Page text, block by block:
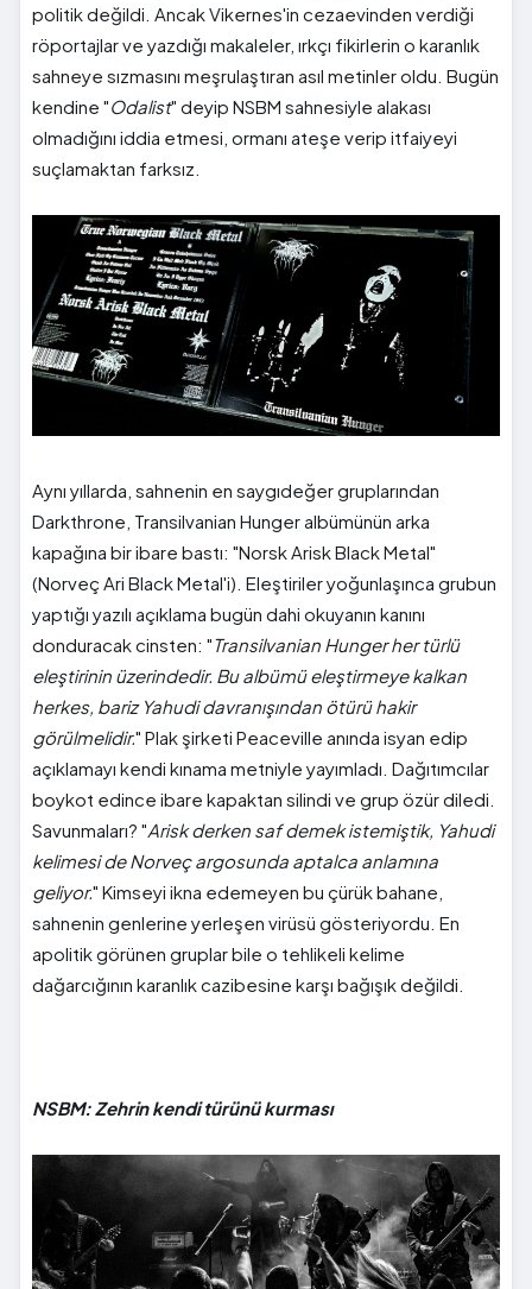
politik değildi. Ancak Vikernes'in cezaevinden verdiği
röportajlar ve yazdığı makaleler, ırkçı fikirlerin o karanlık
sahneye sızmasını meşrulaştıran asıl metinler oldu. Bugün
kendine "Odalist" deyip NSBM sahnesiyle alakası
olmadığını iddia etmesi, ormanı ateşe verip itfaiyeyi
suçlamaktan farksız.
Aynı yıllarda, sahnenin en saygıdeğer gruplarından
Darkthrone, Transilvanian Hunger albümünün arka
kapağına bir ibare bastı: "Norsk Arisk Black Metal"
(Norveç Ari Black Metal'i). Eleştiriler yoğunlaşınca grubun
yaptığı yazılı açıklama bugün dahi okuyanın kanını
donduracak cinsten: "Transilvanian Hunger her türlü
eleştirinin üzerindedir. Bu albümü eleştirmeye kalkan
herkes, bariz Yahudi davranışından ötürü hakir
görülmelidir." Plak şirketi Peaceville anında isyan edip
açıklamayı kendi kınama metniyle yayımladı. Dağıtımcılar
boykot edince ibare kapaktan silindi ve grup özür diledi.
Savunmaları? "Arisk derken saf demek istemiştik, Yahudi
kelimesi de Norveç argosunda aptalca anlamına
geliyor." Kimseyi ikna edemeyen bu çürük bahane,
sahnenin genlerine yerleşen virüsü gösteriyordu. En
apolitik görünen gruplar bile o tehlikeli kelime
dağarcığının karanlık cazibesine karşı bağışık değildi.
NSBM: Zehrin kendi türünü kurması